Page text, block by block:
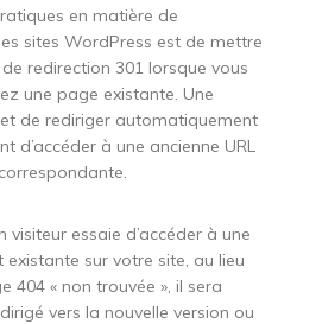
en matière de
sites WordPress est de mettre
redirection 301 lorsque vous
une page existante. Une
de rediriger automatiquement
d’accéder à une ancienne URL
visiteur essaie d’accéder à une
sur votre site, au lieu
404 « non trouvée », il sera
vers la nouvelle version ou